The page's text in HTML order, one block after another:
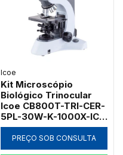
Icoe
Kit Microscópio
Biológico Trinocular
Icoe CB800T-TRI-CER-
5PL-30W-K-1000X-IC
com Platina Cerâmica e
Iluminação Halogênica
Kohler
PREÇO SOB CONSULTA